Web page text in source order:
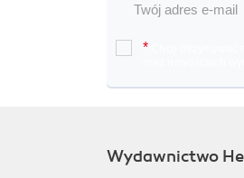
*
Wydawnictwo